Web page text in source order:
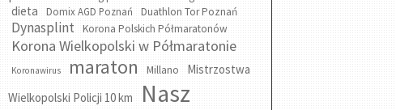
dieta Domix AGD Poznań Duathlon Tor Poznań
Dynasplint Korona Polskich Półmaratonów
Korona Wielkopolski w Półmaratonie
Koronawirus maraton Millano
Mistrzostwa
Wielkopolski Policji 10 km
Nasz